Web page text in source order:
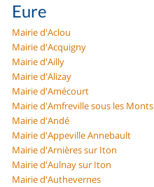
Eure
Mairie d'Aclou
Mairie d'Acquigny
Mairie d'Ailly
Mairie d'Alizay
Mairie d'Amécourt
Mairie d'Amfreville sous les Monts
Mairie d'Andé
Mairie d'Appeville Annebault
Mairie d'Arnières sur Iton
Mairie d'Aulnay sur Iton
Mairie d'Authevernes